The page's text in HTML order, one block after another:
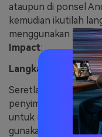
ataupun di ponsel
kemudian ikutilah
menggunakan alat
Impact:
Langkah 1:
Unggah
Seretlah foto Anda
penyimpanan
untuk mengunggah
gunakan sebagai